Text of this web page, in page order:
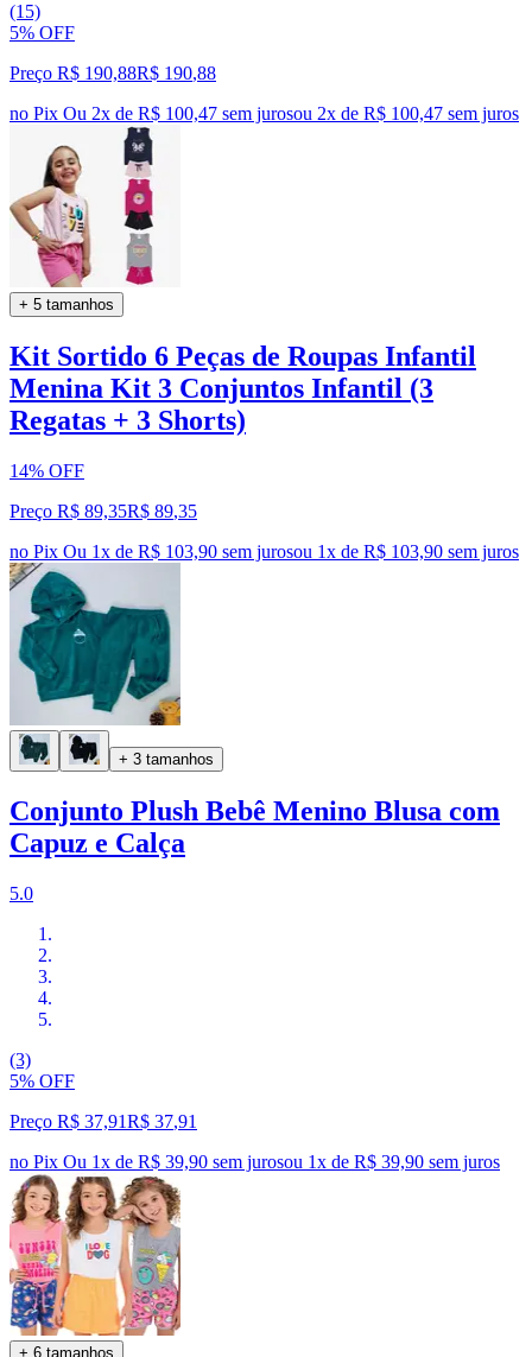
(15)
5% OFF
Preço R$ 190,88R$ 190,88
no Pix Ou 2x de R$ 100,47 sem jurosou 2x de R$ 100,47 sem juros
+ 5 tamanhos
Kit Sortido 6 Peças de Roupas Infantil
Menina Kit 3 Conjuntos Infantil (3
Regatas + 3 Shorts)
14% OFF
Preço R$ 89,35R$ 89,35
no Pix Ou 1x de R$ 103,90 sem jurosou 1x de R$ 103,90 sem juros
+ 3 tamanhos
Conjunto Plush Bebê Menino Blusa com
Capuz e Calça
5.0
(3)
5% OFF
Preço R$ 37,91R$ 37,91
no Pix Ou 1x de R$ 39,90 sem jurosou 1x de R$ 39,90 sem juros
+ 6 tamanhos